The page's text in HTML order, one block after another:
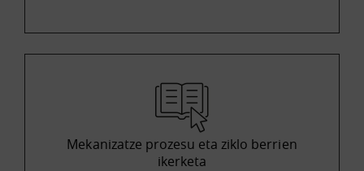
Mekanizatze prozesu eta ziklo berrien
ikerketa